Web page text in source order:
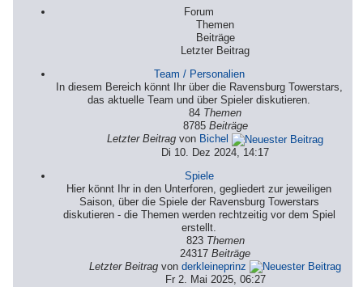
Forum
Themen
Beiträge
Letzter Beitrag
Team / Personalien
In diesem Bereich könnt Ihr über die Ravensburg Towerstars,
das aktuelle Team und über Spieler diskutieren.
84 Themen
8785 Beiträge
Letzter Beitrag von Bichel
Di 10. Dez 2024, 14:17
Spiele
Hier könnt Ihr in den Unterforen, gegliedert zur jeweiligen
Saison, über die Spiele der Ravensburg Towerstars
diskutieren - die Themen werden rechtzeitig vor dem Spiel
erstellt.
823 Themen
24317Beiträge
Letzter Beitrag vonderkleineprinz
Fr 2. Mai 2025, 06:27